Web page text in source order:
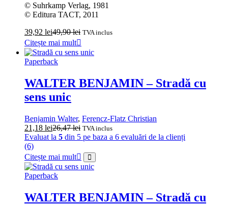
© Suhrkamp Verlag, 1981
© Editura TACT, 2011
39,92 lei49,90lei TVA inclus
Citește mai mult
Paperback
WALTER BENJAMIN – Stradă cu
sens unic
Benjamin Walter, Ferencz-Flatz Christian
21,18 lei26,47lei TVA inclus
Evaluat la 5 din 5 pe baza a 6 evaluări de la clienți
(6)
Citește mai mult
Paperback
WALTER BENJAMIN – Stradă cu